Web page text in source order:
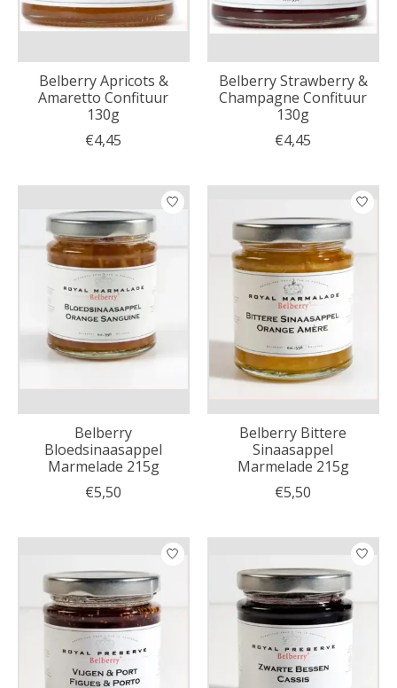
Belberry Apricots &
Amaretto Confituur
130g
€4,45
Belberry Strawberry &
Champagne Confituur
130g
€4,45
Belberry
Bloedsinaasappel
Marmelade 215g
€5,50
Belberry Bittere
Sinaasappel
Marmelade 215g
€5,50